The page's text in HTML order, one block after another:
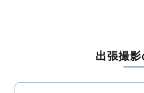
出張撮